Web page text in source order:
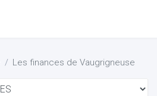
Les finances de Vaugrigneuse